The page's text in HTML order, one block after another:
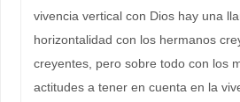
vivencia vertical con Dios hay una
horizontalidad con los hermanos
creyentes, pero sobre todo con los
actitudes a tener en cuenta en la